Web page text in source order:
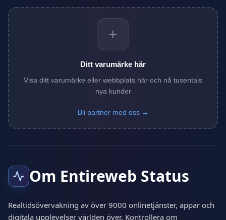
+
Ditt varumärke här
Visa ditt varumärke eller webbplats här och nå tusentals
nya kunder
Bli partner med oss →
Om Entireweb Status
Realtidsövervakning av över 9000 onlinetjänster, appar och
digitala upplevelser världen över. Kontrollera om